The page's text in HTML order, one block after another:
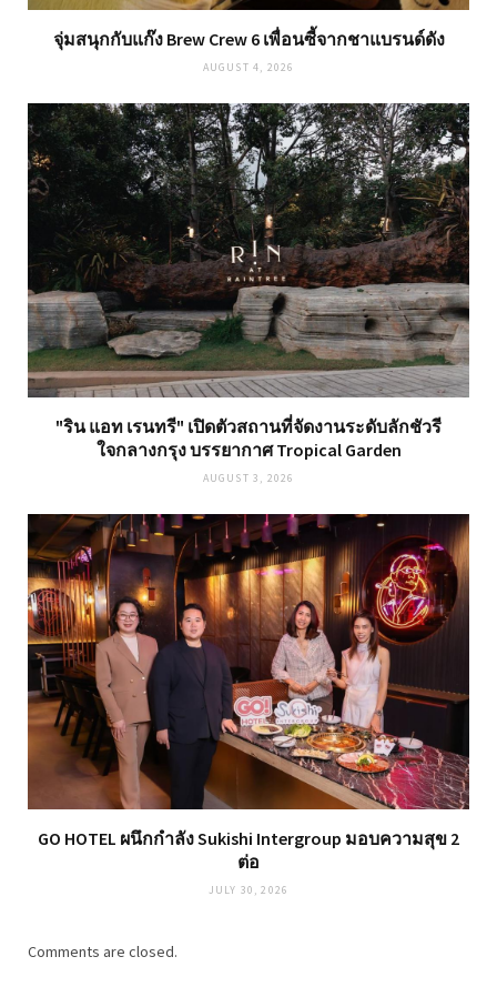
จุ่มสนุกกับแก๊ง Brew Crew 6 เพื่อนซี้จากชาแบรนด์ดัง
AUGUST 4, 2026
"ริน แอท เรนทรี" เปิดตัวสถานที่จัดงานระดับลักชัวรี
ใจกลางกรุง บรรยากาศ Tropical Garden
AUGUST 3, 2026
GO HOTEL ผนึกกำลัง Sukishi Intergroup มอบความสุข 2
ต่อ
JULY 30, 2026
Comments are closed.